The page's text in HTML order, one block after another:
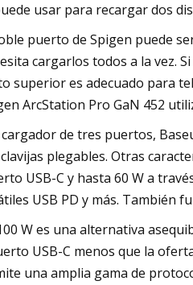
usar para recargar dos
puerto de Spigen puede
cargarlos todos a la vez.
superior es adecuado para
ArcStation Pro GaN 452
de tres puertos,
plegables. Otras
USB-C y hasta 60 W a
USB PD y más. También
W es una alternativa
USB-C menos que la
una amplia gama de